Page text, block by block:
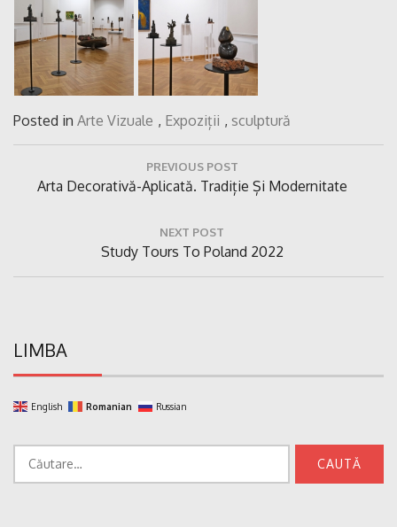
Posted in Arte Vizuale , Expoziții , sculptură
articole
PREVIOUS POST
Previous
Arta Decorativă-Aplicată. Tradiție Și Modernitate
NEXT POST
Next
Study Tours To Poland 2022
LIMBA
English Romanian Russian